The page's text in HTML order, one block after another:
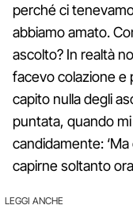
perché ci
abbiamo amato.
ascolto? In realtà
facevo colazione e
capito nulla degli
puntata, quando
candidamente:
capirne soltanto
LEGGI ANCHE